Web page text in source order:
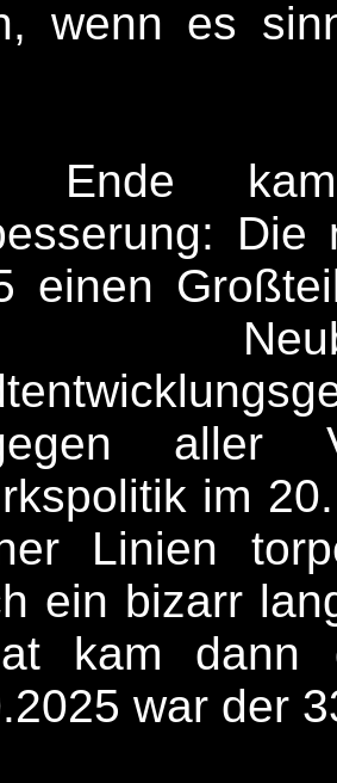
wenn es
Ende
einen
aller
im
Linien
ein bizarr
kam dann
war der